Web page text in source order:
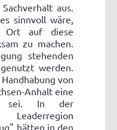
aus.
sinnvoll wäre,
Ort auf diese
zu machen.
stehenden
werden.
von
Anhalt eine
sei. In der
hätten in den